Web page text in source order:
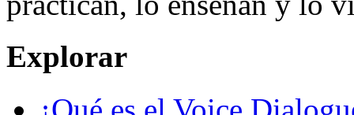
Explorar